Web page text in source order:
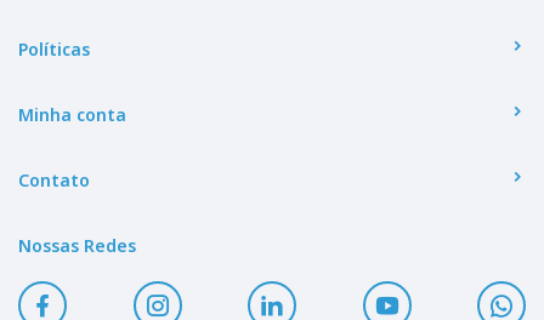
Políticas
Minha conta
Contato
Nossas Redes